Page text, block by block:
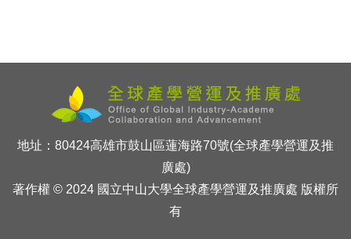
地址：80424高雄市鼓山區蓮海路70號(全球產學營運及推
廣處)
著作權 © 2024 國立中山大學全球產學營運及推廣處 版權所
有